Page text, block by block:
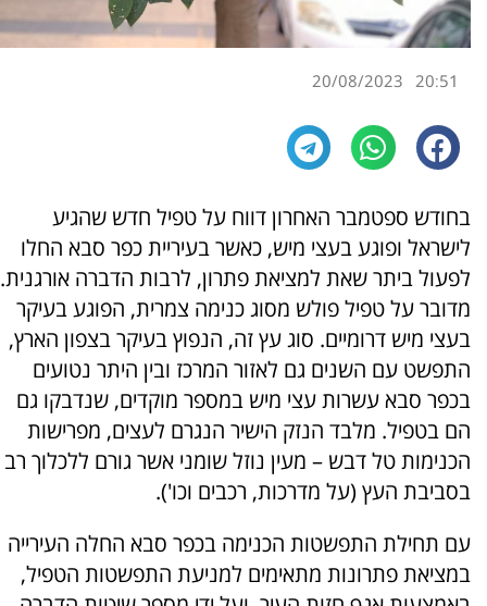
20:51
20/08/2023
בחודש ספטמבר האחרון דווח על טפיל חדש שהגיע
לישראל ופוגע בעצי מיש, כאשר בעיריית כפר סבא החלו
לפעול ביתר שאת למציאת פתרון, לרבות הדברה אורגנית.
מדובר על טפיל פולש מסוג כנימה צמרית, הפוגע בעיקר
בעצי מיש דרומיים. סוג עץ זה, הנפוץ בעיקר בצפון הארץ,
התפשט עם השנים גם לאזור המרכז ובין היתר נטועים
בכפר סבא עשרות עצי מיש במספר מוקדים, שנדבקו גם
הם בטפיל. מלבד הנזק הישיר הנגרם לעצים, מפרישות
הכנימות טל דבש – מעין נוזל שומני אשר גורם ללכלוך רב
בסביבת העץ (על מדרכות, רכבים וכו').
עם תחילת התפשטות הכנימה בכפר סבא החלה העירייה
במציאת פתרונות מתאימים למניעת התפשטות הטפיל,